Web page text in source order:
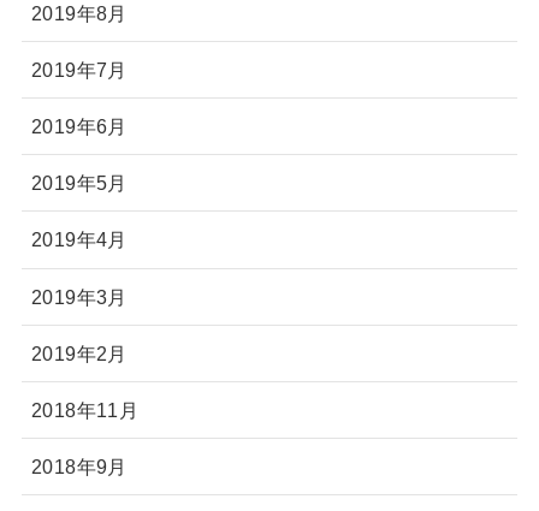
2019年8月
2019年7月
2019年6月
2019年5月
2019年4月
2019年3月
2019年2月
2018年11月
2018年9月